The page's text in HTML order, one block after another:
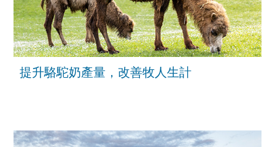
提升駱駝奶產量，改善牧人生計